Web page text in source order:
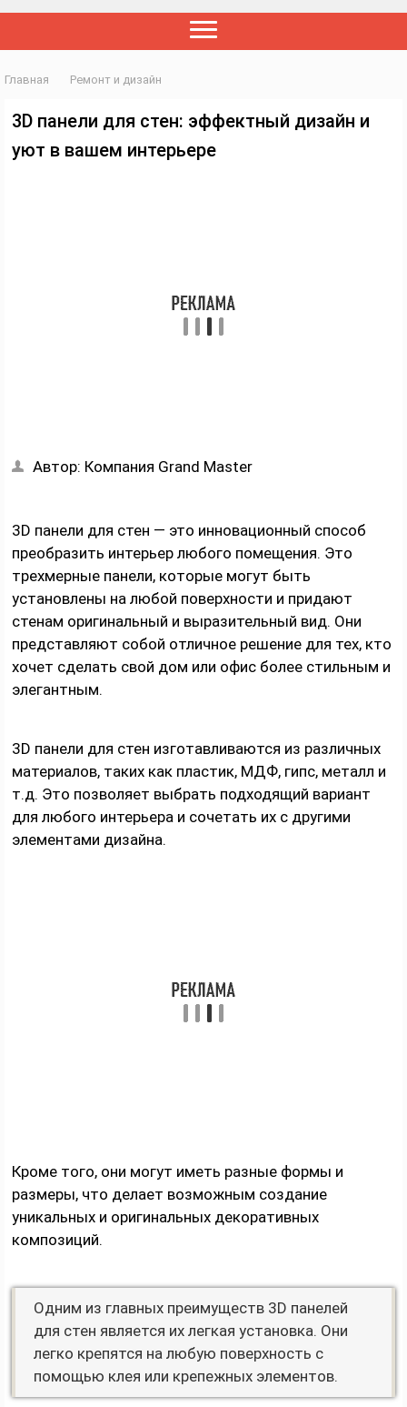
Главная Ремонт и дизайн
3D панели для стен: эффектный дизайн и
уют в вашем интерьере
Автор: Компания Grand Master
3D панели для стен — это инновационный способ
преобразить интерьер любого помещения. Это
трехмерные панели, которые могут быть
установлены на любой поверхности и придают
стенам оригинальный и выразительный вид. Они
представляют собой отличное решение для тех, кто
хочет сделать свой дом или офис более стильным и
элегантным.
3D панели для стен изготавливаются из различных
материалов, таких как пластик, МДФ, гипс, металл и
т.д. Это позволяет выбрать подходящий вариант
для любого интерьера и сочетать их с другими
элементами дизайна.
Кроме того, они могут иметь разные формы и
размеры, что делает возможным создание
уникальных и оригинальных декоративных
композиций.
Одним из главных преимуществ 3D панелей
для стен является их легкая установка. Они
легко крепятся на любую поверхность с
помощью клея или крепежных элементов.